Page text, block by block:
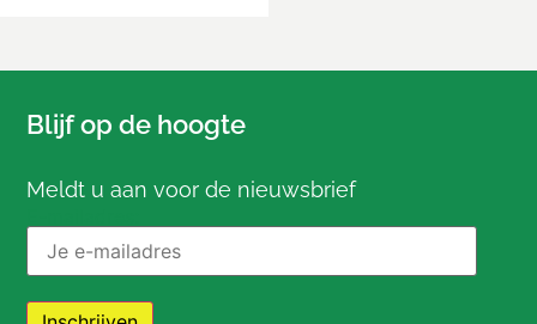
Blijf op de hoogte
Meldt u aan voor de nieuwsbrief